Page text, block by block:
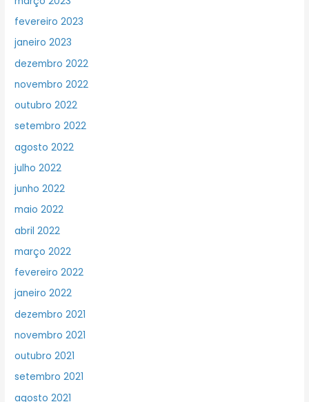
fevereiro 2023
janeiro 2023
dezembro 2022
novembro 2022
outubro 2022
setembro 2022
agosto 2022
julho 2022
junho 2022
maio 2022
abril 2022
março 2022
fevereiro 2022
janeiro 2022
dezembro 2021
novembro 2021
outubro 2021
setembro 2021
agosto 2021